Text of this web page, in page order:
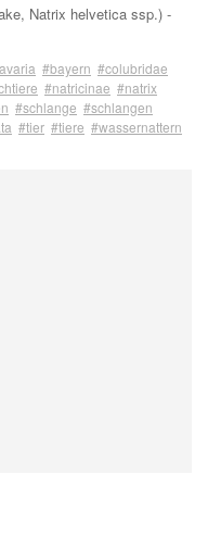
Natrix helvetica ssp.) -
#bayern #colubridae
#natricinae #natrix
#schlange #schlangen
#tier #tiere #wassernattern